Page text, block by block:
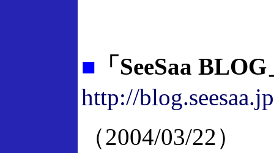
■ 「SeeSaa
http://
（2004/03/22）